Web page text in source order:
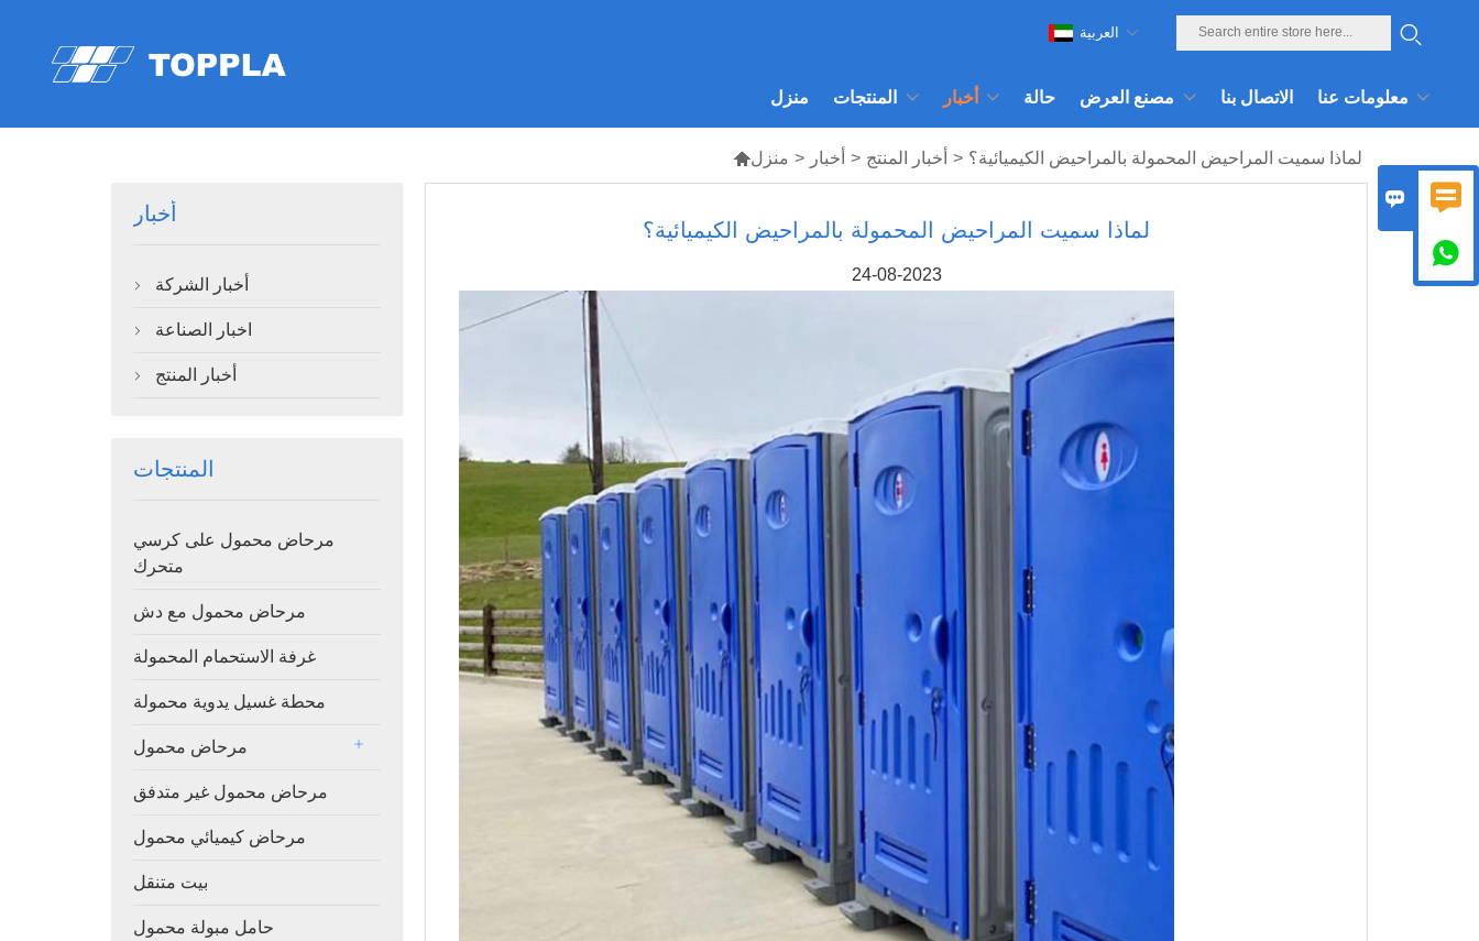
منزل المنتجات أخبار حالة مصنع العرض الاتصال بنا معلومات عنا
العربية
منزل > أخبار > أخبار المنتج > لماذا سميت المراحيض المحمولة بالمراحيض الكيميائية؟
أخبار
 أخبار الشركة
 اخبار الصناعة
 أخبار المنتج
المنتجات
مرحاض محمول على كرسي
متحرك
مرحاض محمول مع دش
غرفة الاستحمام المحمولة
محطة غسيل يدوية محمولة
مرحاض محمول
مرحاض محمول غير متدفق
مرحاض كيميائي محمول
بيت متنقل
حامل مبولة محمول
لماذا سميت المراحيض المحمولة بالمراحيض الكيميائية؟
24-08-2023
 
